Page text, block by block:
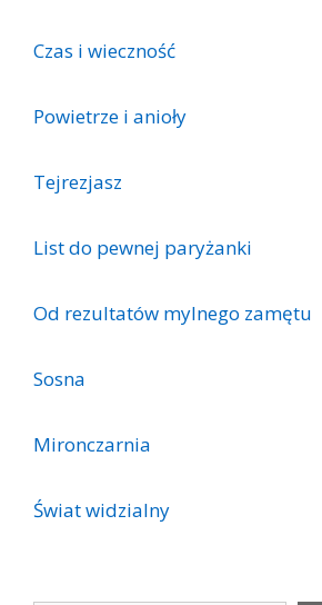
Czas i wieczność
Powietrze i anioły
Tejrezjasz
List do pewnej paryżanki
Od rezultatów mylnego zamętu
Sosna
Mironczarnia
Świat widzialny